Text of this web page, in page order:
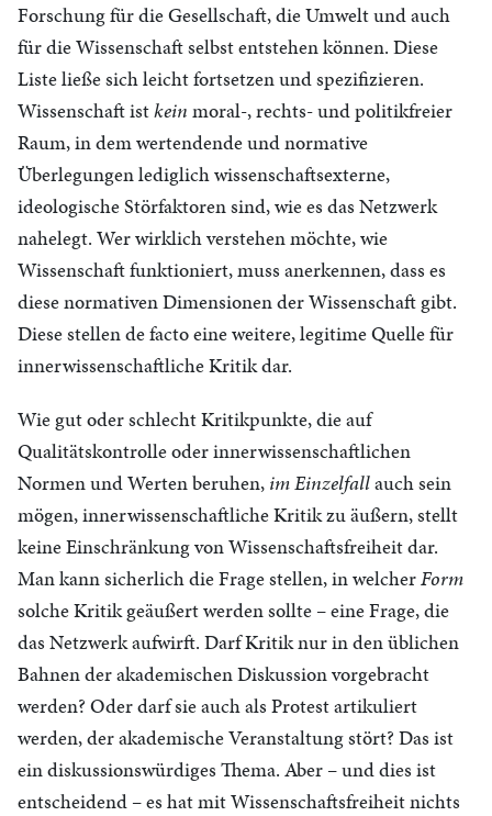
Forschung für die Gesellschaft, die Umwelt und auch
für die Wissenschaft selbst entstehen können. Diese
Liste ließe sich leicht fortsetzen und spezifizieren.
Wissenschaft istkein moral-, rechts- und politikfreier
Raum, in dem wertendende und normative
Überlegungen lediglich wissenschaftsexterne,
ideologische Störfaktoren sind, wie es das Netzwerk
nahelegt. Wer wirklich verstehen möchte, wie
Wissenschaft funktioniert, muss anerkennen, dass es
diese normativen Dimensionen der Wissenschaft gibt.
Diese stellen de facto eine weitere, legitime Quelle für
innerwissenschaftliche Kritik dar.
Wie gut oder schlecht Kritikpunkte, die auf
Qualitätskontrolle oder innerwissenschaftlichen
Normen und Werten beruhen, im Einzelfallauch sein
mögen, innerwissenschaftliche Kritik zu äußern, stellt
keine Einschränkung von Wissenschaftsfreiheit dar.
Man kann sicherlich die Frage stellen, in welcherForm
solche Kritik geäußert werden sollte – eine Frage, die
das Netzwerk aufwirft. Darf Kritik nur in den üblichen
Bahnen der akademischen Diskussion vorgebracht
werden? Oder darf sie auch als Protest artikuliert
werden, der akademische Veranstaltung stört? Das ist
ein diskussionswürdiges Thema. Aber – und dies ist
entscheidend – es hat mit Wissenschaftsfreiheit nichts